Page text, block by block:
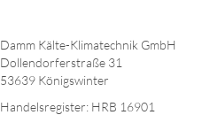
Damm Kälte-Klimatechnik GmbH
Dollendorferstraße 31
53639 Königswinter
Handelsregister: HRB 16901